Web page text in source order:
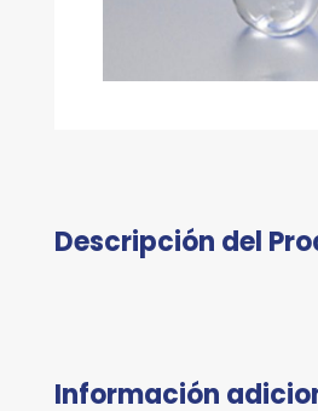
Descripción del
Información